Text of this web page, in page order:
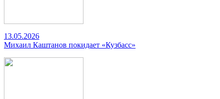
13.05.2026
Михаил Каштанов покидает «Кузбасс»